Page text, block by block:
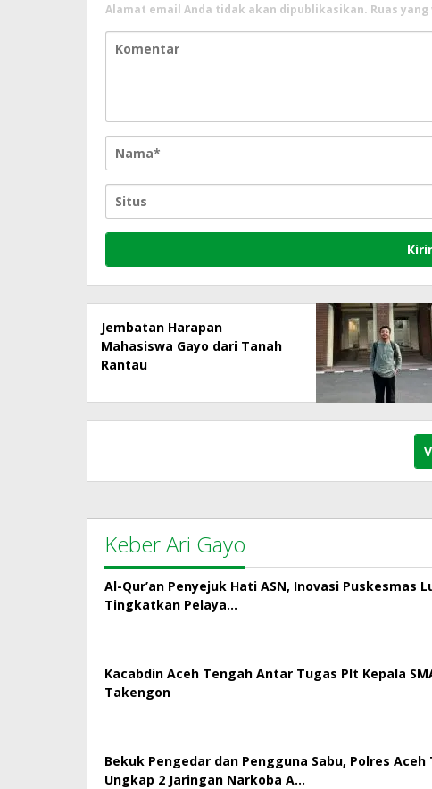
Alamat email Anda tidak akan dipublikasikan. Ruas
Jembatan Harapan
Mahasiswa Gayo dari Tanah
Rantau
Keber Ari Gayo
Al-Qur’an Penyejuk Hati ASN, Inovasi Puskesmas
Tingkatkan Pelaya…
Kacabdin Aceh Tengah Antar Tugas Plt Kepala
Takengon
Bekuk Pengedar dan Pengguna Sabu, Polres Aceh
Ungkap 2 Jaringan Narkoba A…